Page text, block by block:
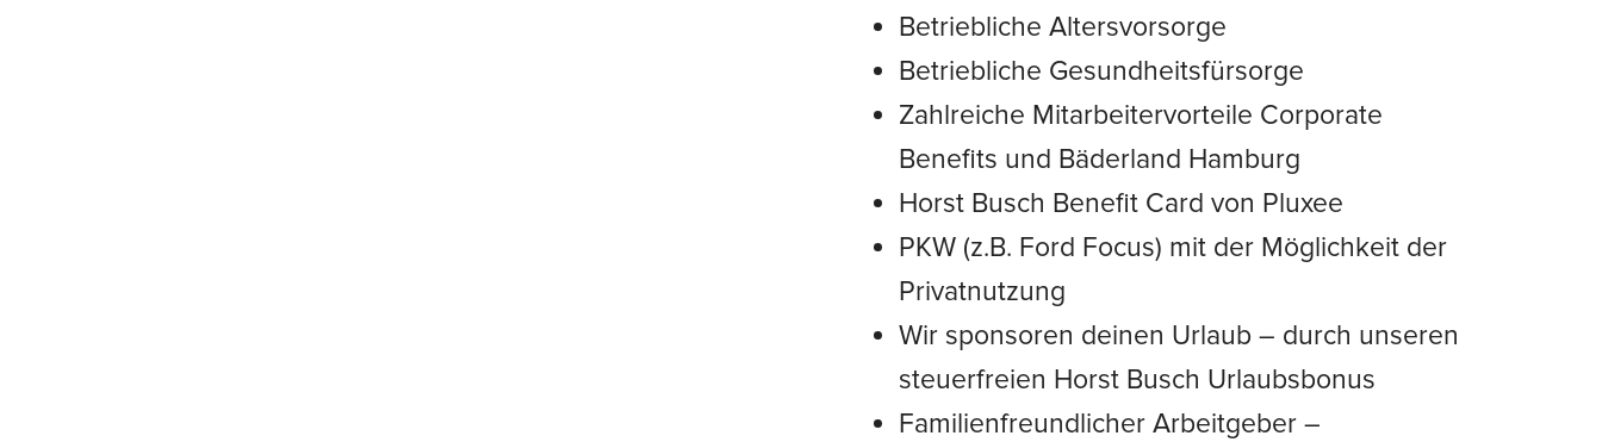
Betriebliche Altersvorsorge
Betriebliche Gesundheitsfürsorge
Zahlreiche Mitarbeitervorteile Corporate
Benefits und Bäderland Hamburg
Horst Busch Benefit Card von Pluxee
PKW (z.B. Ford Focus) mit der Möglichkeit der
Privatnutzung
Wir sponsoren deinen Urlaub – durch unseren
steuerfreien Horst Busch Urlaubsbonus
Familienfreundlicher Arbeitgeber –